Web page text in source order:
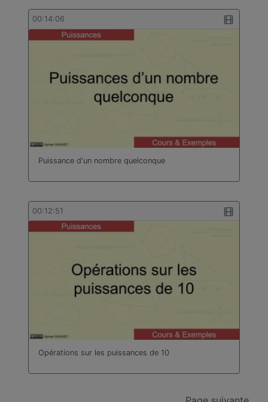
00:14:06
Puissance d'un nombre quelconque
00:12:51
Opérations sur les puissances de 10